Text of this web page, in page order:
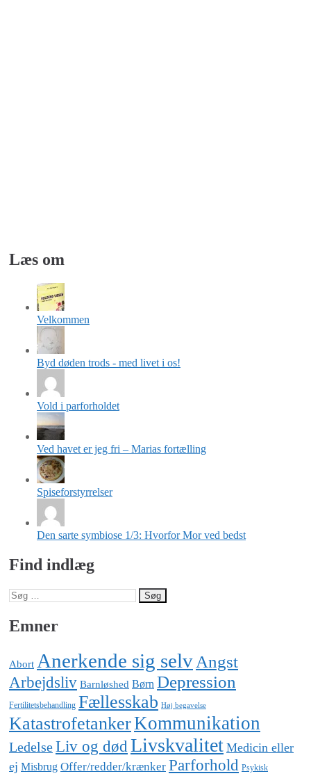
Læs om
Velkommen
Byd døden trods - med livet i os!
Vold i parforholdet
Ved havet er jeg fri – Marias fortælling
Spiseforstyrrelser
Den sarte symbiose 1/3: Hvorfor Mor ved bedst
Find indlæg
Søg
efter:
Emner
Abort Anerkende sig selv Angst
Arbejdsliv Barnløshed Børn Depression
Fertilitetsbehandling Fællesskab Høj begavelse
KatastrofetankerKommunikation
LedelseLiv og død Livskvalitet Medicin eller
ej Misbrug Offer/redder/krænker Parforhold Psykisk